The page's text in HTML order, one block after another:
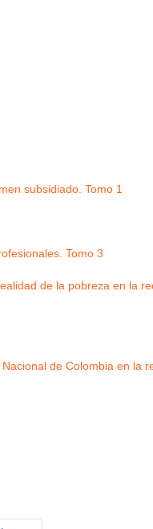
subsidiado. Tomo 1
Tomo 3
de la pobreza en la
de Colombia en la